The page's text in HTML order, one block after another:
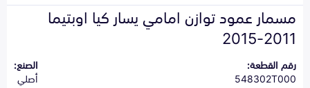
مسمار عمود توازن امامي يسار كيا اوبتيما
2011-2015
رقم القطعة:
548302T000
الصنع:
أصلي